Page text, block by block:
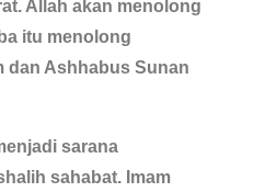
Allah akan menolong
itu menolong
dan Ashhabus Sunan
sarana
sahabat. Imam